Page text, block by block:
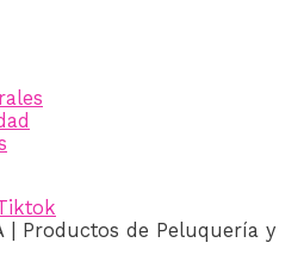
| Productos de Peluquería y